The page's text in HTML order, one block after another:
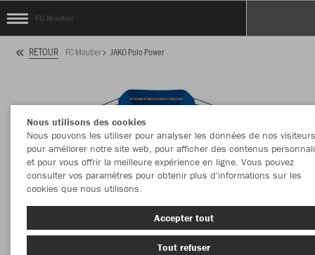
FC Moutier
RETOUR FC Moutier JAKO Polo Power
Nous utilisons des cookies
Nous pouvons les utiliser pour analyser les données de nos
pour améliorer notre site web, pour afficher des contenus
et pour vous offrir la meilleure expérience en ligne. Vous pouvez
consulter vos paramètres pour obtenir plus d'informations sur les
cookies que nous utilisons.
Accepter tout
Tout refuser